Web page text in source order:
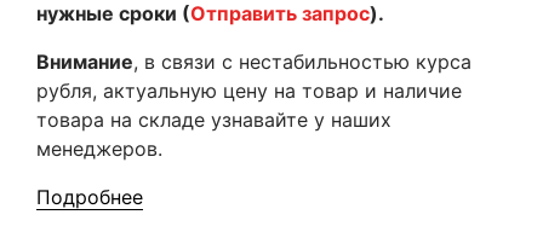
нужные сроки (Отправить запрос).
Внимание, в связи с нестабильностью курса
рубля, актуальную цену на товар и наличие
товара на складе узнавайте у наших
менеджеров.
Подробнее